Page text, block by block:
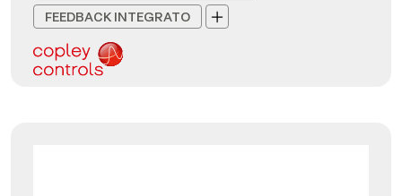
FEEDBACK INTEGRATO